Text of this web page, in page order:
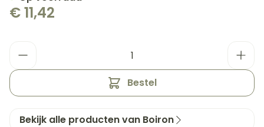
€ 11,42
Bestel
Bekijk alle producten van Boiron